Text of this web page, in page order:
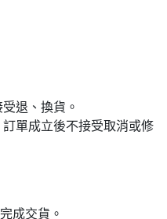
退 、換貨。
單成立後不接受取消或修
完成交貨。